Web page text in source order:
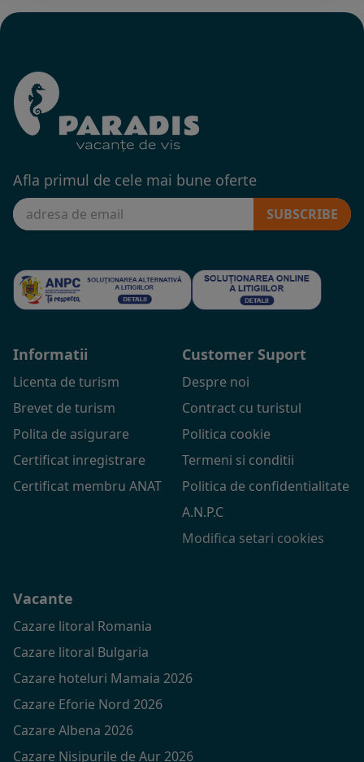
Afla primul de cele mai bune oferte
SUBSCRIBE
Informatii
Licenta de turism
Brevet de turism
Polita de asigurare
Certificat inregistrare
Certificat membru ANAT
Customer Suport
Despre noi
Contract cu turistul
Politica cookie
Termeni si conditii
Politica de confidentialitate
A.N.P.C
Modifica setari cookies
Vacante
Cazare litoral Romania
Cazare litoral Bulgaria
Cazare hoteluri Mamaia 2026
Cazare Eforie Nord 2026
Cazare Albena 2026
Cazare Nisipurile de Aur 2026